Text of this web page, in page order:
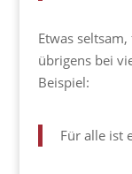
Etwas
übrigens bei
Beispiel:
Für alle ist